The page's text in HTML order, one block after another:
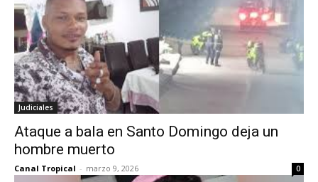
Judiciales
Ataque a bala en Santo Domingo deja un
hombre muerto
Canal Tropical - marzo 9, 2026 0